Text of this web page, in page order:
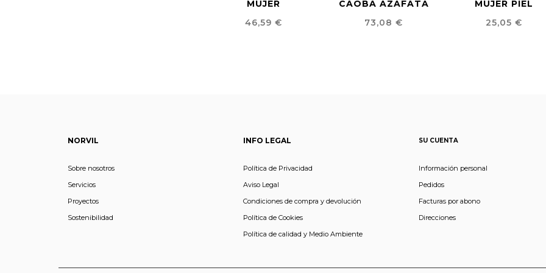
MUJER
Precio
46,59 €
CAOBA AZAFATA
Precio
73,08 €
MUJER PIEL
Precio
25,05 €
NORVIL
Sobre nosotros
Servicios
Proyectos
Sostenibilidad
INFO LEGAL
Política de Privacidad
Aviso Legal
Condiciones de compra y devolución
Política de Cookies
Política de calidad y Medio Ambiente
SU CUENTA
Información personal
Pedidos
Facturas por abono
Direcciones